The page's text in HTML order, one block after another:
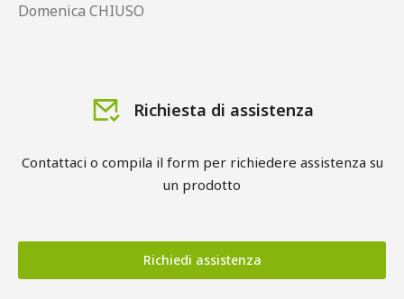
Domenica CHIUSO
Richiesta di assistenza
Contattaci o compila il form per richiedere assistenza su
un prodotto
Richiedi assistenza